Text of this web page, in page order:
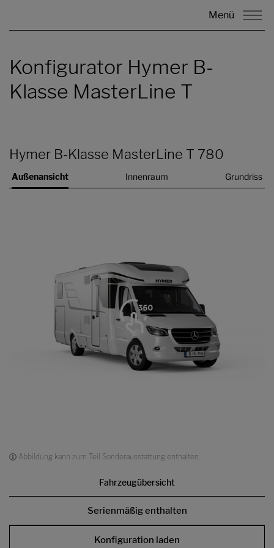
Menü
Konfigurator Hymer B-
Klasse MasterLine T
Hymer B-Klasse MasterLine T 780
Außenansicht Innenraum Grundriss
Abbildung kann zum Teil Sonderausstattung enthalten.
Fahrzeugübersicht
Serienmäßig enthalten
Konfiguration laden